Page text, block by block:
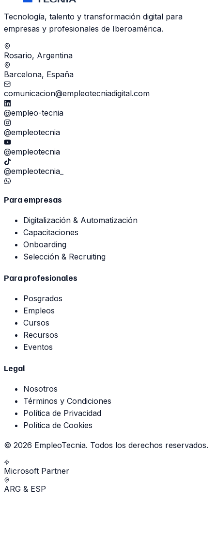
Tecnología, talento y transformación digital para
empresas y profesionales de Iberoamérica.
Rosario, Argentina
Barcelona, España
comunicacion@empleotecniadigital.com
@empleo-tecnia
@empleotecnia
@empleotecnia
@empleotecnia_
Para empresas
Digitalización & Automatización
Capacitaciones
Onboarding
Selección & Recruiting
Para profesionales
Posgrados
Empleos
Cursos
Recursos
Eventos
Legal
Nosotros
Términos y Condiciones
Política de Privacidad
Política de Cookies
© 2026 EmpleoTecnia. Todos los derechos reservados.
Microsoft Partner
ARG & ESP